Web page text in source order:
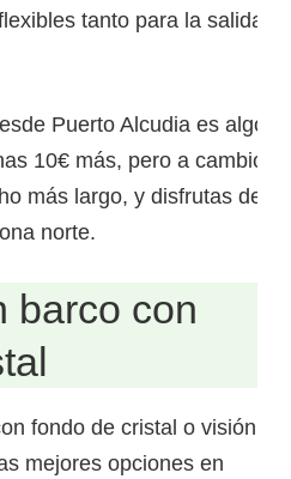
tanto para la salida
Puerto Alcudia es algo
10€ más, pero a cambio
más largo, y disfrutas de
norte.
barco con
fondo de cristal o visión
mejores opciones en